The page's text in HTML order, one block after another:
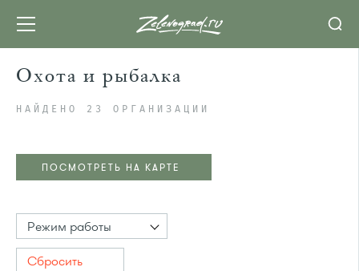
Охота и рыбалка
НАЙДЕНО 23 ОРГАНИЗАЦИИ
ПОСМОТРЕТЬ НА КАРТЕ
Режим работы
Сбросить